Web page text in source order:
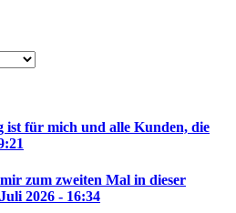
für mich und alle Kunden, die
zum zweiten Mal in dieser
2026 - 16:34